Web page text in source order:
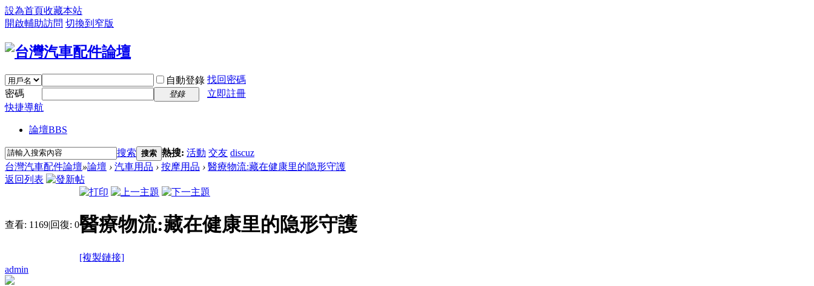
設為首頁收藏本站
開啟輔助訪問 切換到窄版
自動登錄 找回密碼
密碼
登錄
立即註冊
快捷導航
論壇BBS
搜索 搜索 熱搜: 活動 交友 discuz
台灣汽車配件論壇»論壇 › 汽車用品 › 按摩用品 › 醫療物流:藏在健康里的隐形守護
返回列表
查看: 1169|回復: 0醫療物流:藏在健康里的隐形守護
[複製鏈接]
admin